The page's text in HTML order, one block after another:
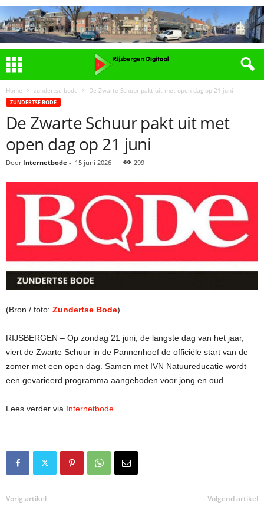
Home zundertse bode De Zwarte Schuur pakt uit met open dag op 21 juni
ZUNDERTSE BODE
De Zwarte Schuur pakt uit met
open dag op 21 juni
Door Internetbode - 15 juni 2026 299
(Bron / foto: Zundertse Bode)
RIJSBERGEN – Op zondag 21 juni, de langste dag van het jaar,
viert de Zwarte Schuur in de Pannenhoef de officiële start van de
zomer met een open dag. Samen met IVN Natuureducatie wordt
een gevarieerd programma aangeboden voor jong en oud.
Lees verder via Internetbode
Vorig artikel Volgend artikel